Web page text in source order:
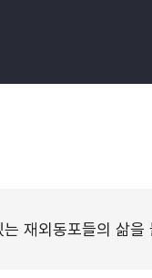
재외동포들의 삶